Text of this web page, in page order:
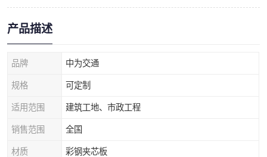
产品描述
品牌 中为交通
规格 可定制
适用范围 建筑工地、市政工程
销售范围 全国
材质 彩钢夹芯板